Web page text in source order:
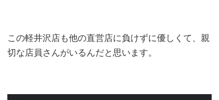
この軽井沢店も他の直営店に負けずに優しくて、親
切な店員さんがいるんだと思います。